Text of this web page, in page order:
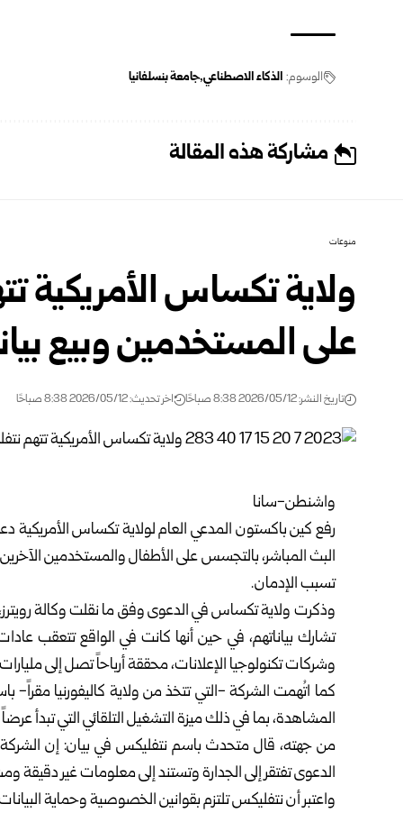
الوسوم: الذكاء الاصطناعي جامعة بنسلفانيا
مشاركة هذه المقالة
منوعات
ولاية تكساس
على المستخدمين وبيع
تاريخ النشر: 2026/05/12 8:38 صباحًا اخر تحديث: 2026/05/12 8:38 صباحًا
واشنطن-سانا
رفع كين باكستون المدعي العام لولاية تكساس
البث المباشر، بالتجسس على الأطفال والمستخدمين
تسبب الإدمان.
وذكرت ولاية تكساس في الدعوى وفق ما نقلت وكالة
تشارك بياناتهم، في حين أنها كانت في الواقع تتعقب
وشركات تكنولوجيا الإعلانات، محققة أرباحاً تصل إلى
كما اتُهمت الشركة -التي تتخذ من ولاية كاليفورنيا مقراً-
المشاهدة، بما في ذلك ميزة التشغيل التلقائي التي تبدأ
من جهته، قال متحدث باسم نتفليكس في بيان: إن
الدعوى تفتقر إلى الجدارة وتستند إلى معلومات غير دقيقة
واعتبر أن نتفليكس تلتزم بقوانين الخصوصية وحماية